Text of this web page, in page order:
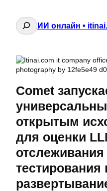
Поиск
ИИ онлайн •
Comet
открытым
для оценки
тестирования